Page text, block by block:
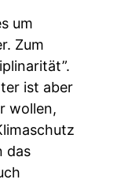
um
Zum
ist aber
wollen,
das